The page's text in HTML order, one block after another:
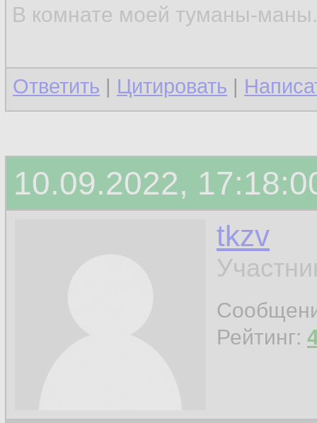
В комнате моей туманы-
Ответить | Цитировать |
10.09.2022,
tkzv
Рейтинг: